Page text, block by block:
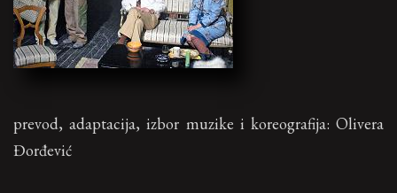
prevod, adaptacija, izbor muzike i koreografija: Olivera
Đorđević